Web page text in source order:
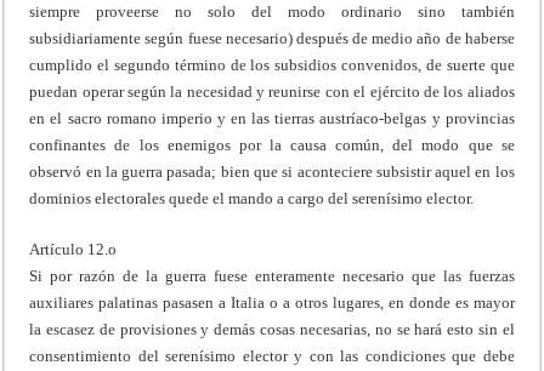
siempre proveerse no solo del modo ordinario sino también
subsidiariamente según fuese necesario) después de medio año de haberse
cumplido el segundo término de los subsidios convenidos, de suerte que
puedan operar según la necesidad y reunirse con el ejército de los aliados
en el sacro romano imperio y en las tierras austríaco-belgas y provincias
confinantes de los enemigos por la causa común, del modo que se
observó en la guerra pasada; bien que si aconteciere subsistir aquel en los
dominios electorales quede el mando a cargo del serenísimo elector.
Artículo 12.o
Si por razón de la guerra fuese enteramente necesario que las fuerzas
auxiliares palatinas pasasen a Italia o a otros lugares, en donde es mayor
la escasez de provisiones y demás cosas necesarias, no se hará esto sin el
consentimiento del serenísimo elector y con las condiciones que debe